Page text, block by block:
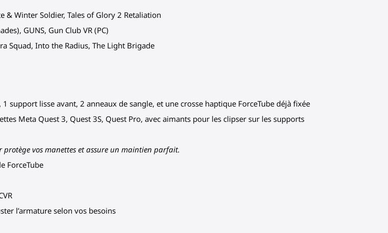
& Winter Soldier, Tales of Glory 2 Retaliation
GUNS, Gun Club VR (PC)
Squad, Into the Radius, The Light Brigade
lisse avant, 2 anneaux de sangle, et une crosse haptique ForceTube déjà fixée
Meta Quest 3, Quest 3S, Quest Pro, avec aimants pour les clipser sur les supports
vos manettes et assure un maintien parfait.
ForceTube
l’armature selon vos besoins